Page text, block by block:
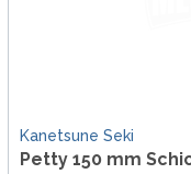
Kanetsune Seki
Petty 150 mm